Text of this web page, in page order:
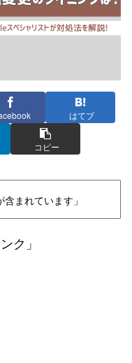
はてブ
コピー
まれています」
ク」